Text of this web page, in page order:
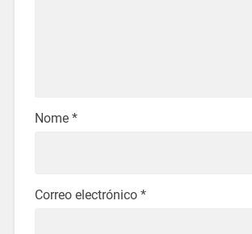
Nome *
Correo electrónico *